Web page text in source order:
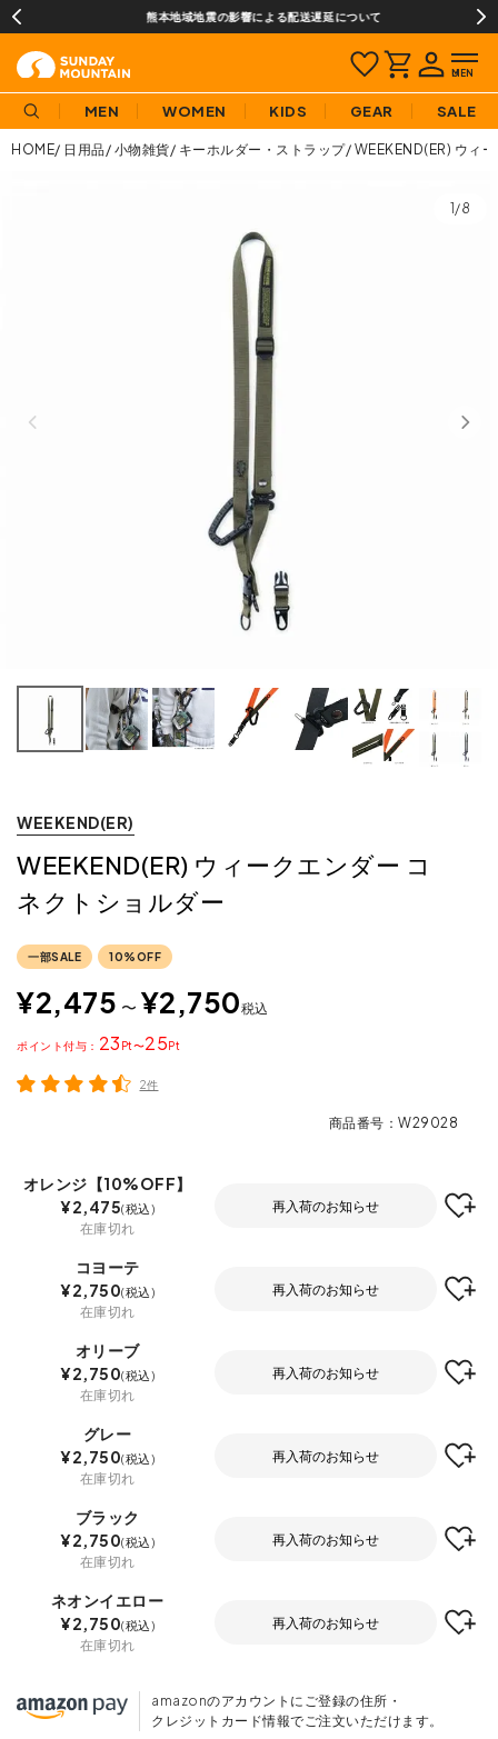
熊本地域地震の影響による配送遅延について
MEN WOMEN KIDS GEAR SALE
HOME 日用品 小物雑貨 キーホルダー・ストラップ WEEKEND(ER) ウィ
1/8
WEEKEND(ER)
WEEKEND(ER) ウィークエンダー コ
ネクトショルダー
一部SALE 10%OFF
¥2,475 〜 ¥2,750税込
23 〜25
ポイント
2件
商品番号 W29028
オレンジ【10%OFF】
¥2,475 税込
在庫切れ
再入荷のお知らせ
コヨーテ
¥2,750 税込
在庫切れ
再入荷のお知らせ
オリーブ
¥2,750 税込
在庫切れ
再入荷のお知らせ
グレー
¥2,750 税込
在庫切れ
再入荷のお知らせ
ブラック
¥2,750 税込
在庫切れ
再入荷のお知らせ
ネオンイエロー
¥2,750 税込
在庫切れ
再入荷のお知らせ
amazonのアカウントにご登録の住所・
クレジットカード情報でご注文いただけます。